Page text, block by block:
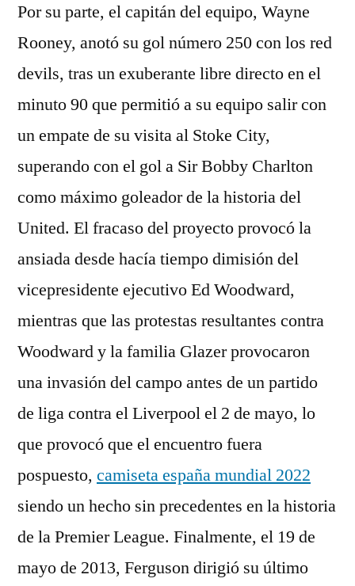
Por su parte, el capitán del equipo, Wayne
Rooney, anotó su gol número 250 con los red
devils, tras un exuberante libre directo en el
minuto 90 que permitió a su equipo salir con
un empate de su visita al Stoke City,
superando con el gol a Sir Bobby Charlton
como máximo goleador de la historia del
United. El fracaso del proyecto provocó la
ansiada desde hacía tiempo dimisión del
vicepresidente ejecutivo Ed Woodward,
mientras que las protestas resultantes contra
Woodward y la familia Glazer provocaron
una invasión del campo antes de un partido
de liga contra el Liverpool el 2 de mayo, lo
que provocó que el encuentro fuera
pospuesto, camiseta españa mundial 2022
siendo un hecho sin precedentes en la historia
de la Premier League. Finalmente, el 19 de
mayo de 2013, Ferguson dirigió su último